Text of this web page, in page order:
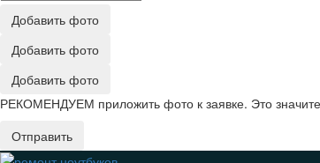
Добавить фото
Добавить фото
Добавить фото
РЕКОМЕНДУЕМ приложить фото к заявке. Это
Отправить